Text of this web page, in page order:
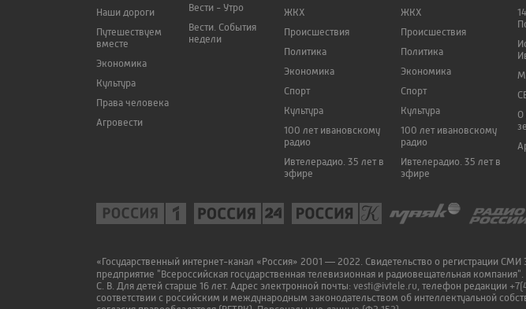
Наши дороги
Путешествуем
вместе
Экономика
Культура
Права человека
Агровести
Вести - Утро
Вести. События
недели
ЖКХ
Происшествия
Политика
Экономика
Спорт
Культура
100 лет ивановскому
радио
Ивтелерадио. 35 лет в
эфире
ЖКХ
Происшествия
Политика
Экономика
Спорт
Культура
100 лет ивановскому
радио
Ивтелерадио. 35 лет в
эфире
О
«Государственный интернет-канал «Россия» 2001 — 2022. Свидетельство о регистрации
предприятие "Всероссийская государственная телевизионная и радиовещательная
С. В. Для детей старше 16 лет. Адрес электронной почты: vesti@ivtele.ru , телефон редакции
соответствии с российским и международным законодательством об интеллектуальной